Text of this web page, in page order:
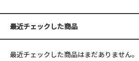
最近チェックした商品
最近チェックした商品はまだありません。